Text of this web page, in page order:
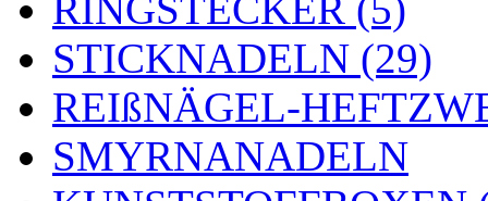
STICKNADELN (29)
REIßNÄGEL-
SMYRNANADELN